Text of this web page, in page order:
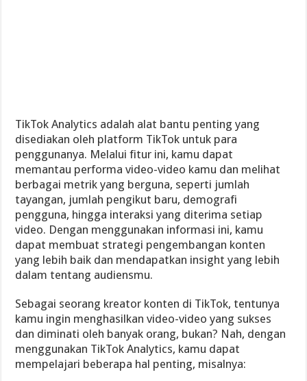
TikTok Analytics adalah alat bantu penting yang
disediakan oleh platform TikTok untuk para
penggunanya. Melalui fitur ini, kamu dapat
memantau performa video-video kamu dan melihat
berbagai metrik yang berguna, seperti jumlah
tayangan, jumlah pengikut baru, demografi
pengguna, hingga interaksi yang diterima setiap
video. Dengan menggunakan informasi ini, kamu
dapat membuat strategi pengembangan konten
yang lebih baik dan mendapatkan insight yang lebih
dalam tentang audiensmu.
Sebagai seorang kreator konten di TikTok, tentunya
kamu ingin menghasilkan video-video yang sukses
dan diminati oleh banyak orang, bukan? Nah, dengan
menggunakan TikTok Analytics, kamu dapat
mempelajari beberapa hal penting, misalnya: